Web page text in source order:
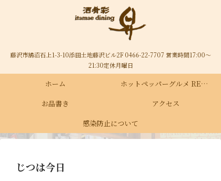
藤沢市鵠沼石上1-3-10添田土地藤沢ビル2F 0466-22-7707 営業時間17:00～
21:30定休月曜日
ホーム
ホットペッパーグルメ RECRUIT
お品書き
アクセス
感染防止について
じつは今日